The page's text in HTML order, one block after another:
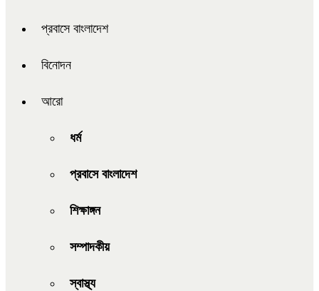
প্রবাসে বাংলাদেশ
বিনোদন
আরো
ধর্ম
প্রবাসে বাংলাদেশ
শিক্ষাঙ্গন
সম্পাদকীয়
স্বাস্থ্য